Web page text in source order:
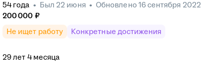
54 года • Был 22 июня • Обновлено 16 сентября 2022
200 000 ₽
Не ищет работу
Конкретные достижения
29лет 4 месяца